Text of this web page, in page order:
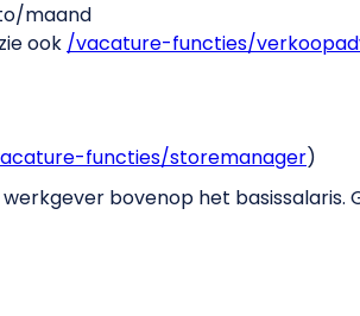
maand
ook /vacature-functies/
functies/storemanager​)
bovenop het basissalaris.